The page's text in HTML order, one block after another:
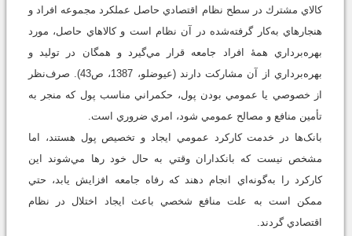
كالاي مشترك در سطح نظام اقتصادي حاصل عملكرد مجموعه افراد و
هنجارهاي به‌كار گرفته‌شده در آن نظام است و كالاهاي حاصل، مورد
بهره‌برداري همۀ افراد جامعه قرار مي‌گيرد و همگان در توليد و
بهره‌برداري از آن مشاركت دارند (عيوضلو، 1387، ص43). صرف‌نظر
از خصوصي يا عمومي بودن پول، حکمراني مناسب پول که منجر به
تأمين منافع و مصالح عمومي شود، امري ضروري است.
بانک‌ها در خدمت کارکرد عمومي ايجاد و تخصيص پول هستند، اما
مشخص نيست که بانکداران وقتي به حال خود رها مي‌شوند اين
کارکرد را به‌گونه‌اي انجام دهند‌ که رفاه جامعه افزايش يابد، حتي
ممکن است به علت منافع شخصي باعث ايجاد اختلال در نظام
اقتصادي گردند.